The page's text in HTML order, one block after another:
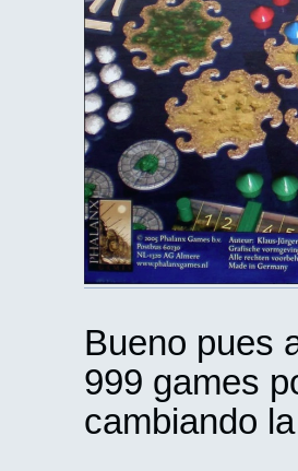
Bueno pues
999 games
cambiando